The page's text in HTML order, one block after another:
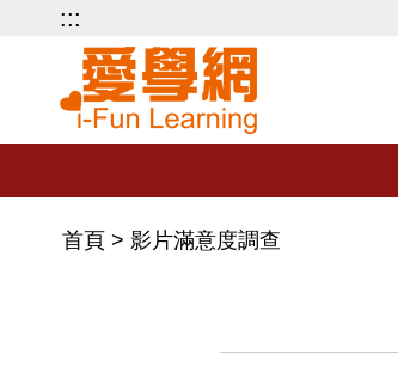
:::
首頁 > 影片滿意度調查